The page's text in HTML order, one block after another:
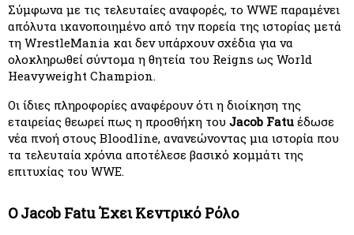
Σύμφωνα με τις τελευταίες αναφορές, το WWE παραμένει
απόλυτα ικανοποιημένο από την πορεία της ιστορίας μετά
τη WrestleMania και δεν υπάρχουν σχέδια για να
ολοκληρωθεί σύντομα η θητεία του Reigns ως World
Heavyweight Champion.
Οι ίδιες πληροφορίες αναφέρουν ότι η διοίκηση της
εταιρείας θεωρεί πως η προσθήκη του Jacob Fatu έδωσε
νέα πνοή στους Bloodline, ανανεώνοντας μια ιστορία που
τα τελευταία χρόνια αποτέλεσε βασικό κομμάτι της
επιτυχίας του WWE.
Ο Jacob Fatu Έχει Κεντρικό Ρόλο